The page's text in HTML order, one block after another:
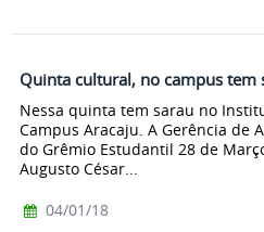
Quinta cultural, no campus tem
Nessa quinta tem sarau no
Campus Aracaju. A Gerência de
do Grêmio Estudantil 28 de
Augusto César...
04/01/18